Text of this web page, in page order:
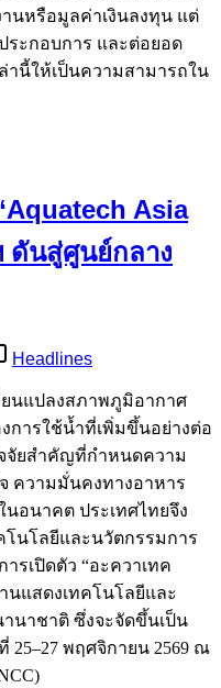
นหรือมูลค่าเงินลงทุน แต่
ระกอบการ และต่อยอด
านี้ให้เป็นความสามารถใน
Asia
ดันสู่ศูนย์กลาง
Headlines
นแปลงสภาพภูมิอากาศ
การใช้น้ำที่เพิ่มขึ้นอย่างต่อ
จจัยสำคัญที่กำหนดความ
ความมั่นคงทางอาหาร
อนาคต ประเทศไทยจึง
โนโลยีและนวัตกรรมการ
รเปิดตัว “อะควาเทค
งานแสดงเทคโนโลยีและ
นาชาติ ซึ่งจะจัดขึ้นเป็น
25–27 พฤศจิกายน 2569 ณ